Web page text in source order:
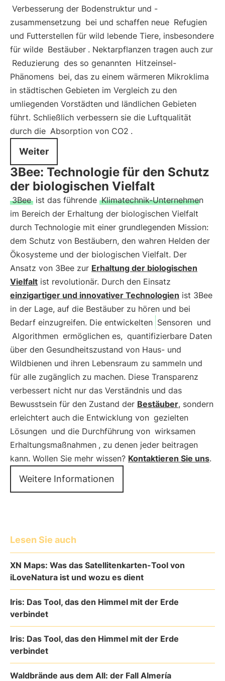
Verbesserung der Bodenstruktur und -
zusammensetzung bei und schaffen neue Refugien
und Futterstellen für wild lebende Tiere, insbesondere
für wilde Bestäuber . Nektarpflanzen tragen auch zur
Reduzierung des so genannten Hitzeinsel-
Phänomens bei, das zu einem wärmeren Mikroklima
in städtischen Gebieten im Vergleich zu den
umliegenden Vorstädten und ländlichen Gebieten
führt. Schließlich verbessern sie die Luftqualität
durch die Absorption von CO2 .
Weiter
3Bee: Technologie für den Schutz
der biologischen Vielfalt
3Bee ist das führende Klimatechnik-Unternehmen
im Bereich der Erhaltung der biologischen Vielfalt
durch Technologie mit einer grundlegenden Mission:
dem Schutz von Bestäubern, den wahren Helden der
Ökosysteme und der biologischen Vielfalt. Der
Ansatz von 3Bee zur Erhaltung der biologischen
Vielfalt ist revolutionär. Durch den Einsatz
einzigartiger und innovativer Technologien ist 3Bee
in der Lage, auf die Bestäuber zu hören und bei
Bedarf einzugreifen. Die entwickelten Sensoren und
Algorithmen ermöglichen es, quantifizierbare Daten
über den Gesundheitszustand von Haus- und
Wildbienen und ihren Lebensraum zu sammeln und
für alle zugänglich zu machen. Diese Transparenz
verbessert nicht nur das Verständnis und das
Bewusstsein für den Zustand der Bestäuber, sondern
erleichtert auch die Entwicklung von gezielten
Lösungen und die Durchführung von wirksamen
Erhaltungsmaßnahmen , zu denen jeder beitragen
kann. Wollen Sie mehr wissen? Kontaktieren Sie uns.
Weitere Informationen
Lesen Sie auch
XN Maps: Was das Satellitenkarten-Tool von
iLoveNatura ist und wozu es dient
Iris: Das Tool, das den Himmel mit der Erde
verbindet
Iris: Das Tool, das den Himmel mit der Erde
verbindet
Waldbrände aus dem All: der Fall Almería